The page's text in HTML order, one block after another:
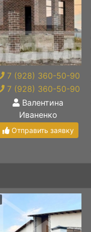
7 (928) 360-50-90
7 (928) 360-50-90
Валентина
Иваненко
Отправить заявку